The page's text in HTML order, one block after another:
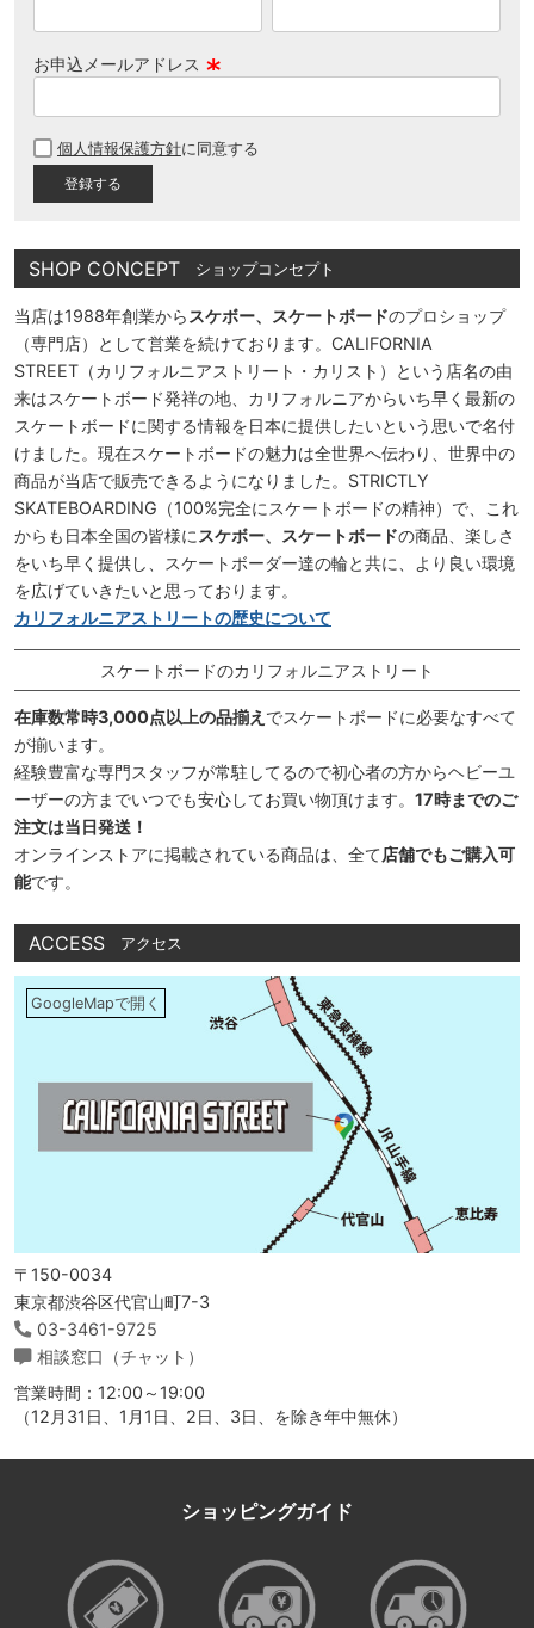
お申込メールアドレス
須
個人情報保護方針に同意する
SHOP CONCEPT ショップコンセプト
当店は1988年創業から スケボー、スケートボードのプロショップ
（専門店）として営業を続けております。CALIFORNIA
STREET（カリフォルニアストリート・カリスト）という店名の由
来はスケートボード発祥の地、カリフォルニアからいち早く最新の
スケートボードに関する情報を日本に提供したいという思いで名付
けました。現在スケートボードの魅力は全世界へ伝わり、世界中の
商品が当店で販売できるようになりました。STRICTLY
SKATEBOARDING（100%完全にスケートボードの精神）で、これ
からも日本全国の皆様に スケボー、スケートボードの商品、楽しさ
をいち早く提供し、スケートボーダー達の輪と共に、より良い環境
を広げていきたいと思っております。
カリフォルニアストリートの歴史について
スケートボードのカリフォルニアストリート
在庫数常時3,000点以上の品揃え でスケートボードに必要なすべて
が揃います。
経験豊富な専門スタッフが常駐してるので初心者の方からヘビーユ
ーザーの方までいつでも安心してお買い物頂けます。 17時までのご
注文は当日発送！
オンラインストアに掲載されている商品は、全て店舗でもご購入可
能です。
ACCESS アクセス
GoogleMapで開く
〒150-0034
東京都渋谷区代官山町7-3
03-3461-9725
相談窓口（チャット）
営業時間：12:00～19:00
（12月31日、1月1日、2日、3日、を除き年中無休）
ショッピングガイド